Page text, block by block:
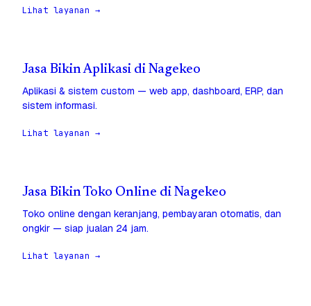
Lihat layanan →
Jasa Bikin Aplikasi di Nagekeo
Aplikasi & sistem custom — web app, dashboard, ERP, dan
sistem informasi.
Lihat layanan →
Jasa Bikin Toko Online di Nagekeo
Toko online dengan keranjang, pembayaran otomatis, dan
ongkir — siap jualan 24 jam.
Lihat layanan →